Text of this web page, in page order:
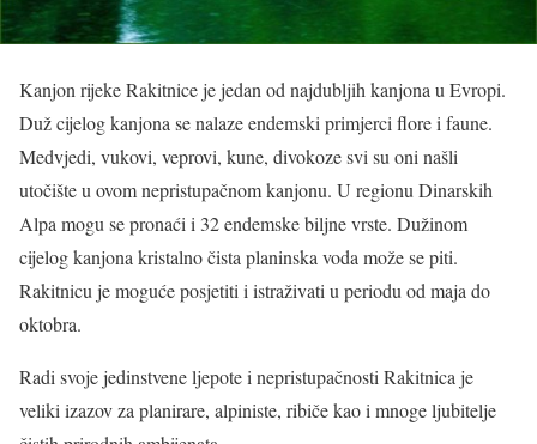
Kanjon rijeke Rakitnice je jedan od najdubljih kanjona u Evropi.
Duž cijelog kanjona se nalaze endemski primjerci flore i faune.
Medvjedi, vukovi, veprovi, kune, divokoze svi su oni našli
utočište u ovom nepristupačnom kanjonu. U regionu Dinarskih
Alpa mogu se pronaći i 32 endemske biljne vrste. Dužinom
cijelog kanjona kristalno čista planinska voda može se piti.
Rakitnicu je moguće posjetiti i istraživati u periodu od maja do
oktobra.
Radi svoje jedinstvene ljepote i nepristupačnosti Rakitnica je
veliki izazov za planirare, alpiniste, ribiče kao i mnoge ljubitelje